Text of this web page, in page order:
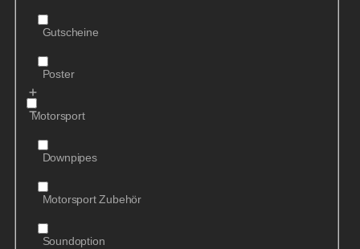
Gutscheine
Poster
Motorsport
Downpipes
Motorsport Zubehör
Soundoption